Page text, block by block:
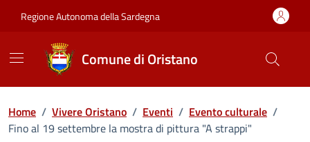
Regione Autonoma della Sardegna
Comune di Oristano
Home / Vivere Oristano / Eventi / Evento culturale /
Fino al 19 settembre la mostra di pittura "A strappi"